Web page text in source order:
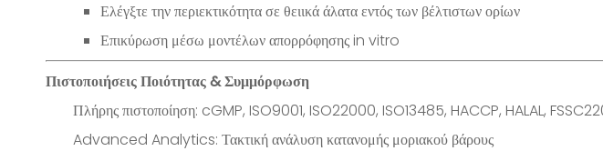
Ελέγξτε την περιεκτικότητα σε θειικά άλατα εντός των βέλτιστων ορίων
Επικύρωση μέσω μοντέλων απορρόφησης in vitro
Πιστοποιήσεις Ποιότητας & Συμμόρφωση
Πλήρης πιστοποίηση: cGMP, ISO9001, ISO22000, ISO13485, HACCP, HALAL,
Advanced Analytics: Τακτική ανάλυση κατανομής μοριακού βάρους